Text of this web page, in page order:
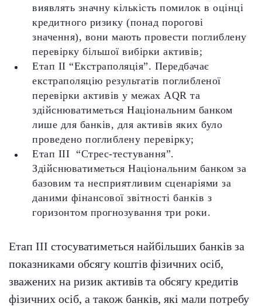
виявлять значну кількість помилок в оцінці
кредитного ризику (понад порогові
значення), вони мають провести поглиблену
перевірку більшої вибірки активів;
Етап ІІ “Екстраполяція”. Передбачає
екстраполяцію результатів поглибленої
перевірки активів у межах AQR та
здійснюватиметься Національним банком
лише для банків, для активів яких було
проведено поглиблену перевірку;
Етап ІІІ “Стрес-тестування”.
Здійснюватиметься Національним банком за
базовим та несприятливим сценаріями за
даними фінансової звітності банків з
горизонтом прогнозування три роки.
Етап ІІІ стосуватиметься найбільших банків за
показниками обсягу коштів фізичних осіб,
зважених на ризик активів та обсягу кредитів
фізичних осіб, а також банків, які мали потребу